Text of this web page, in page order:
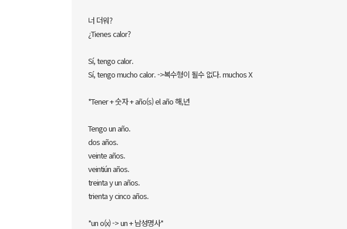
너 더워?
¿Tienes calor?
Sí, tengo calor.
Sí, tengo mucho calor. ->복수형이 될수 없다. muchos X
*Tener + 숫자 + año(s) el año 해,년
Tengo un año.
dos años.
veinte años.
veintiún años.
treinta y un años.
trienta y cinco años.
*un o(x) -> un + 남성명사*